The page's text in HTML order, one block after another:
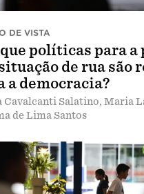
DE VISTA
políticas para a
de rua são
a democracia?
Cavalcanti Salatino, Maria
de Lima Santos